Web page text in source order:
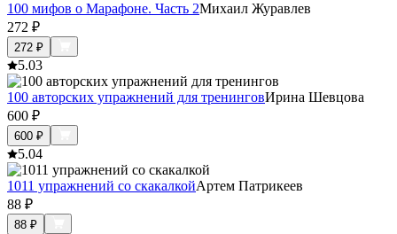
100 мифов о Марафоне. Часть 2Михаил Журавлев
272 ₽
272 ₽
5.03
100 авторских упражнений для тренинговИрина Шевцова
600 ₽
600 ₽
5.04
1011 упражнений со скакалкойАртем Патрикеев
88 ₽
88 ₽